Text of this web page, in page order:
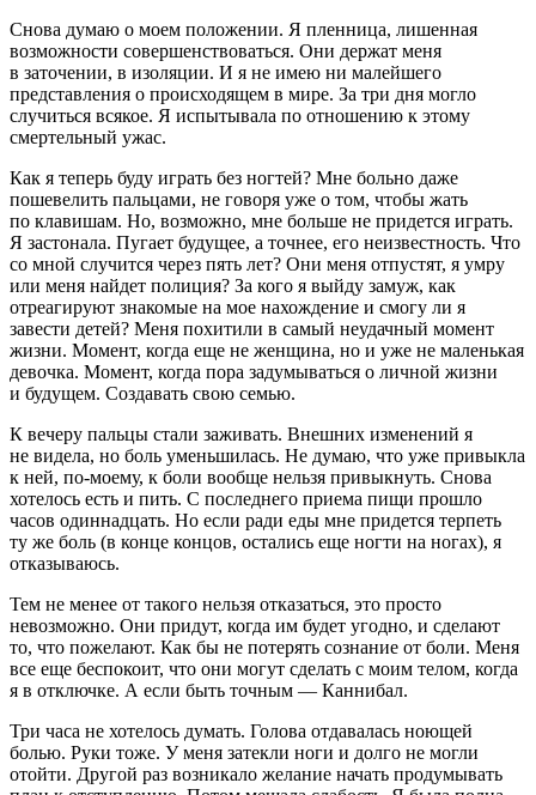
Снова думаю о моем положении. Я пленница, лишенная
возможности совершенствоваться. Они держат меня
в заточении, в изоляции. И я не имею ни малейшего
представления о происходящем в мире. За три дня могло
случиться всякое. Я испытывала по отношению к этому
смертельный ужас.
Как я теперь буду играть без ногтей? Мне больно даже
пошевелить пальцами, не говоря уже о том, чтобы жать
по клавишам. Но, возможно, мне больше не придется играть.
Я застонала. Пугает будущее, а точнее, его неизвестность. Что
со мной случится через пять лет? Они меня отпустят, я умру
или меня найдет полиция? За кого я выйду замуж, как
отреагируют знакомые на мое нахождение и смогу ли я
завести детей? Меня похитили в самый неудачный момент
жизни. Момент, когда еще не женщина, но и уже не маленькая
девочка. Момент, когда пора задумываться о личной жизни
и будущем. Создавать свою семью.
К вечеру пальцы стали заживать. Внешних изменений я
не видела, но боль уменьшилась. Не думаю, что уже привыкла
к ней, по-моему, к боли вообще нельзя привыкнуть. Снова
хотелось есть и пить. С последнего приема пищи прошло
часов одиннадцать. Но если ради еды мне придется терпеть
ту же боль (в конце концов, остались еще ногти на ногах), я
отказываюсь.
Тем не менее от такого нельзя отказаться, это просто
невозможно. Они придут, когда им будет угодно, и сделают
то, что пожелают. Как бы не потерять сознание от боли. Меня
все еще беспокоит, что они могут сделать с моим телом, когда
я в отключке. А если быть точным — Каннибал.
Три часа не хотелось думать. Голова отдавалась ноющей
болью. Руки тоже. У меня затекли ноги и долго не могли
отойти. Другой раз возникало желание начать продумывать